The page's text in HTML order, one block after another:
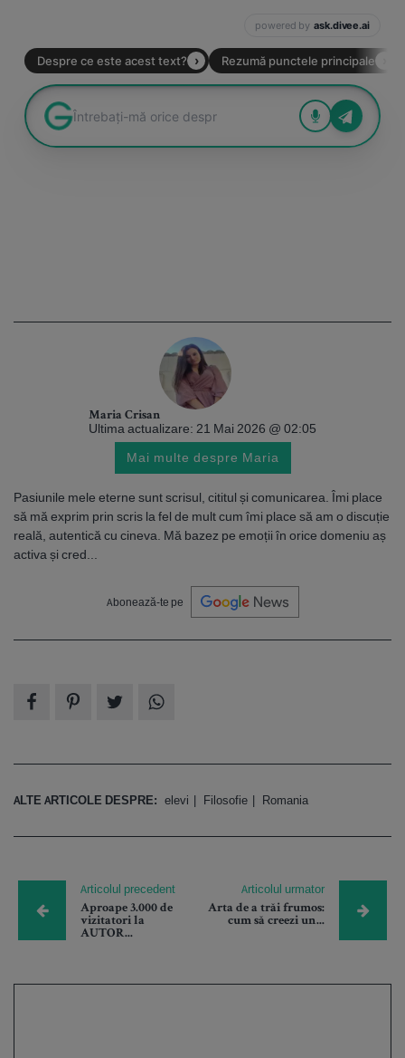
Maria Crisan
Ultima actualizare: 21 Mai 2026 @ 02:05
Mai multe despre Maria
Pasiunile mele eterne sunt scrisul, cititul și comunicarea. Îmi place
să mă exprim prin scris la fel de mult cum îmi place să am o discuție
reală, autentică cu cineva. Mă bazez pe emoții în orice domeniu aș
activa și cred...
Abonează-te pe
ALTE ARTICOLE DESPRE: elevi Filosofie Romania
Articolul precedent
Aproape 3.000 de
vizitatori la
AUTOR...
Articolul urmator
Arta de a trăi frumos:
cum să creezi un...